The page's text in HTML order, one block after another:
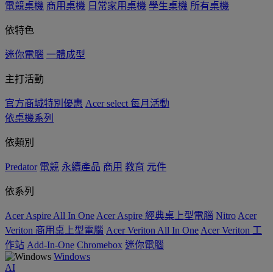
電競桌機 商用桌機 日常家用桌機 學生桌機 所有桌機
依特色
迷你電腦 一體成型
主打活動
官方商城特別優惠 Acer select 每月活動
依桌機系列
依類別
Predator 電競 永續產品 商用 教育 元件
依系列
Acer Aspire All In One Acer Aspire 經典桌上型電腦 Nitro Acer
Veriton 商用桌上型電腦 Acer Veriton All In One Acer Veriton 工
作站 Add-In-One Chromebox 迷你電腦
Windows
AI